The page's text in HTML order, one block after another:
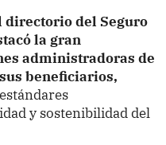
directorio del Seguro
la gran
administradoras de
beneficiarios,
y sostenibilidad del